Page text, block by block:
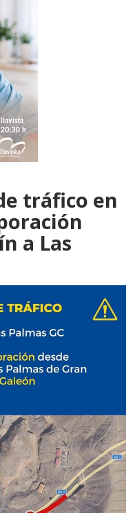
tráfico en
a Las